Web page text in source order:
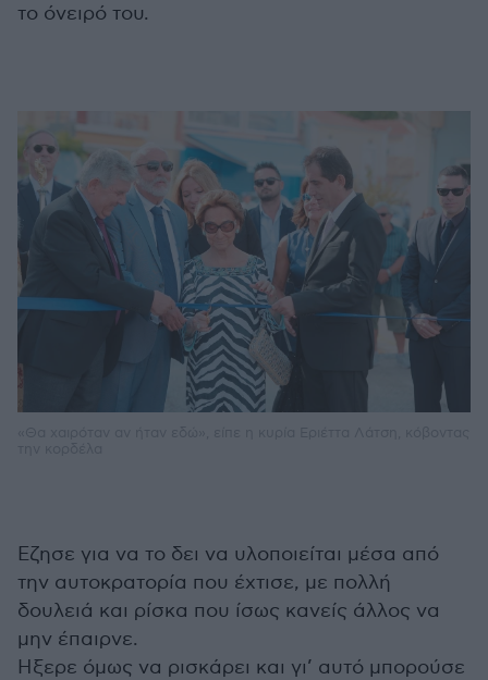
το όνειρό του.
Εζησε για να το δει να υλοποιείται μέσα από
την αυτοκρατορία που έχτισε, με πολλή
δουλειά και ρίσκα που ίσως κανείς άλλος να
μην έπαιρνε.
Ηξερε όμως να ρισκάρει και γι’ αυτό μπορούσε